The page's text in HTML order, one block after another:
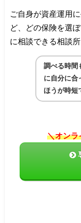
ご自身が資産運用
ど、どの保険を選
に相談できる相談
調べる時間
に自分に合
ほうが時短
＼オンラ